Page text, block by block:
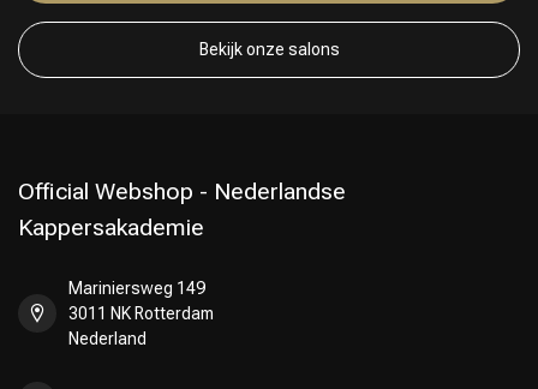
Omvorming
Bekijk onze salons
Official Webshop - Nederlandse
Kappersakademie
Mariniersweg 149
3011 NK Rotterdam
Nederland